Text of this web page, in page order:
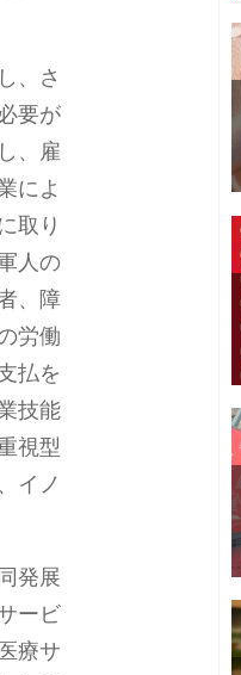
、さ
要が
、雇
によ
取り
人の
、障
労働
払を
技能
視型
イノ
発展
ービ
療サ